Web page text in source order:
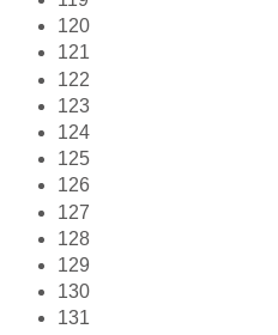
120
121
122
123
124
125
126
127
128
129
130
131